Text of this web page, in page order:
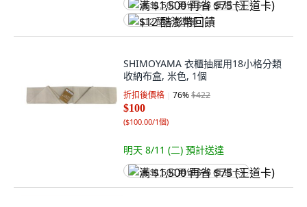
满 $1,500 再省 $75 (王道卡)
$12 酷澎幣回饋
SHIMOYAMA 衣櫃抽屜用18小格分類
收納布盒, 米色, 1個
折扣後價格 76%$422
$100
($100.00/1個)
明天 8/11 (二) 預計送達
满 $1,500 再省 $75 (王道卡)